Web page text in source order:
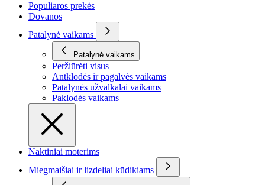
Populiaros prekės
Dovanos
Patalynė vaikams
Patalynė vaikams
Peržiūrėti visus
Antklodės ir pagalvės vaikams
Patalynės užvalkalai vaikams
Paklodės vaikams
Naktiniai moterims
Miegmaišiai ir lizdeliai kūdikiams